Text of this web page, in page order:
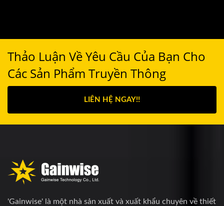
Thảo Luận Về Yêu Cầu Của Bạn Cho
Các Sản Phẩm Truyền Thông
LIÊN HỆ NGAY!!
'Gainwise' là một nhà sản xuất và xuất khẩu chuyên về thiết